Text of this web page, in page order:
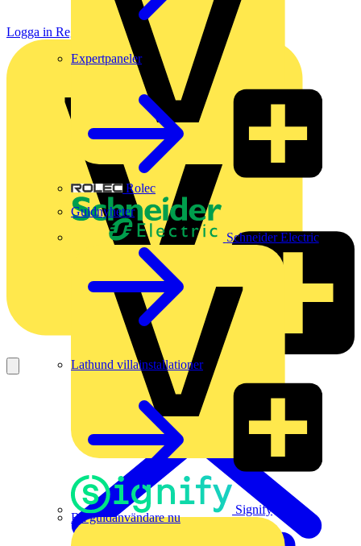
Rolec
Schneider Electric
Signify
Expertpaneler
Guldnyheter
Lathund villainstallationer
Bli guldanvändare nu
Logga in Registrera dig